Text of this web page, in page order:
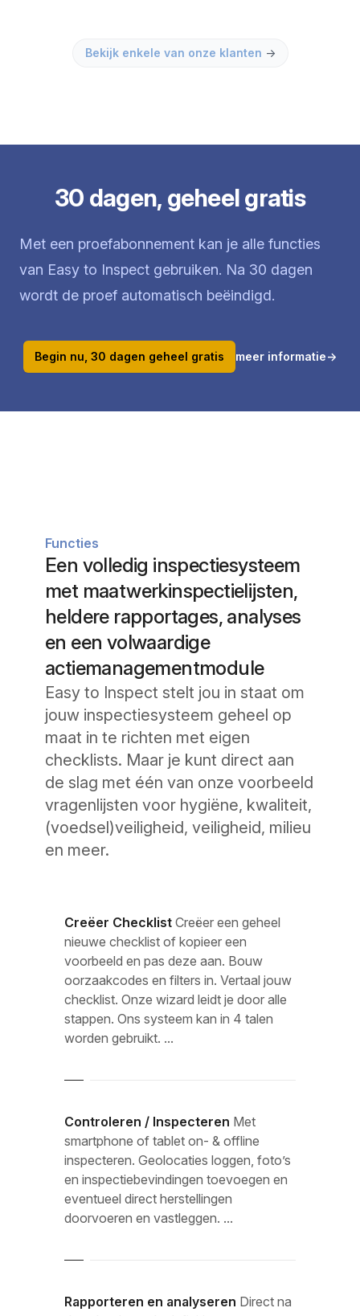
Bekijk enkele van onze klanten →
30 dagen, geheel gratis
Met een proefabonnement kan je alle functies
van Easy to Inspect gebruiken. Na 30 dagen
wordt de proef automatisch beëindigd.
Begin nu, 30 dagen geheel gratis meer informatie→
Functies
Een volledig inspectiesysteem
met maatwerkinspectielijsten,
heldere rapportages, analyses
en een volwaardige
actiemanagementmodule
Easy to Inspect stelt jou in staat om
jouw inspectiesysteem geheel op
maat in te richten met eigen
checklists. Maar je kunt direct aan
de slag met één van onze voorbeeld
vragenlijsten voor hygiëne, kwaliteit,
(voedsel)veiligheid, veiligheid, milieu
en meer.
Creëer Checklist Creëer een geheel
nieuwe checklist of kopieer een
voorbeeld en pas deze aan. Bouw
oorzaakcodes en filters in. Vertaal jouw
checklist. Onze wizard leidt je door alle
stappen. Ons systeem kan in 4 talen
worden gebruikt. ...
Controleren / Inspecteren Met
smartphone of tablet on- & offline
inspecteren. Geolocaties loggen, foto’s
en inspectiebevindingen toevoegen en
eventueel direct herstellingen
doorvoeren en vastleggen. ...
Rapporteren en analyseren Direct na